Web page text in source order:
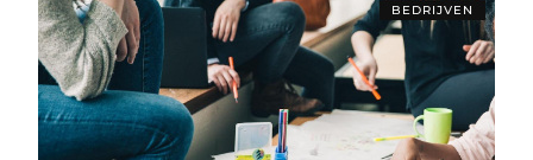
BEDRIJVEN